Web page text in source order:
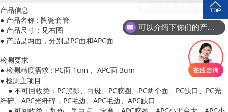
产品信息
● 产品名称 : 陶瓷套管
● 产品尺寸：见右图
● 产品是两面，分别是PC面和APC面
检测要求
● 检测精度需求 : PC面 1um， APC面 3um
● 检测主项目:
● 不可回收类：PC黑影、白斑、PC胶圈、PC两个面、PC缺口、PC光
纤碎、APC光纤碎，PC毛边、APC毛边、APC缺口
可以介绍下你们的产品么？
现在有优惠活动么？